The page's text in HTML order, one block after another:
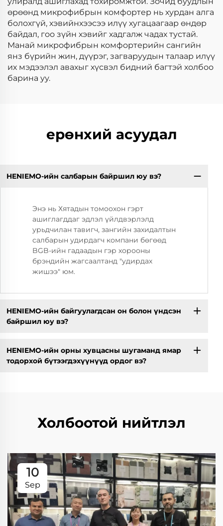
өрөөнд микрофибрын комфортер нь хурдан алга
болохгүй, хэвийнхээсээ илүү хугацаагаар өндөр
байдал, гоо зүйн хэвийг хадгалж чадах тустай.
Манай микрофибрын комфортерийн сангийн
янз бүрийн жин, дүүрэг, загваруудын талаар илүү
их мэдээлэл авахыг хүсвэл бидний багтэй холбоо
барина уу.
ерөнхий асуудал
HENIEMO-ийн салбарын байршил юу вэ?
Энэ нь Хятадын томоохон гэрт
ашиглагддаг эдлэл үйлдвэрлэлд
урьдчилан тавигч, зангийн захидалтын
салбарын удирдагч компани бөгөөд
BGB-ийн гадаадын гэр хорооны
брэндийн жагсаалтанд "удирдах
жишээ" юм.
HENIEMO-ийн байгуулагдсан он болон үндсэн
байршил юу вэ?
HENIEMO-ийн орны хувцасны шугаманд ямар
тодорхой бүтээгдэхүүнүүд ордог вэ?
Холбоотой нийтлэл
10
Sep